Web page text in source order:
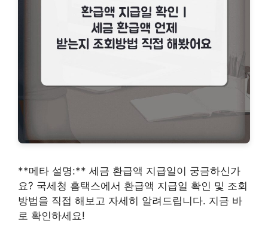
**메타 설명:** 세금 환급액 지급일이 궁금하신가
요? 국세청 홈택스에서 환급액 지급일 확인 및 조회
방법을 직접 해보고 자세히 알려드립니다. 지금 바
로 확인하세요!